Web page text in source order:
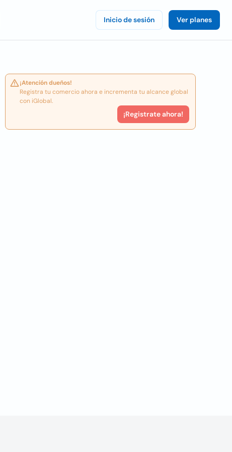
Inicio de sesión Ver planes
¡Atención dueños!
Registra tu comercio ahora e incrementa tu alcance global
con iGlobal.
¡Registrate ahora!